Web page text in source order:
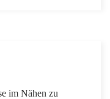
im Nähen zu